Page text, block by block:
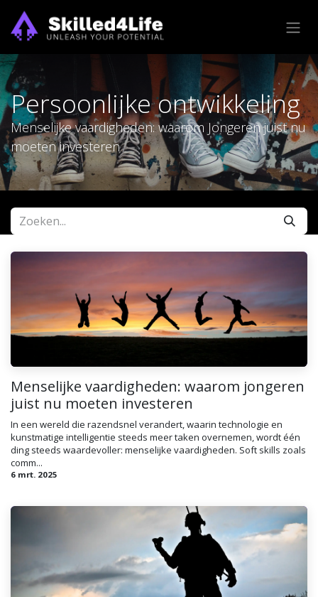
Overslaan naar inhoud
Persoonlijke ontwikkeling
Menselijke vaardigheden: waarom Jongeren juist nu
moeten investeren
Menselijke vaardigheden: waarom jongeren
juist nu moeten investeren
In een wereld die razendsnel verandert, waarin technologie en
kunstmatige intelligentie steeds meer taken overnemen, wordt één
ding steeds waardevoller: menselijke vaardigheden. Soft skills zoals
comm...
6 mrt. 2025